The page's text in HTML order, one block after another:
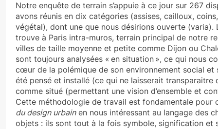
Notre enquête de terrain s’appuie à ce jour sur 267
avons réunis en dix catégories (assises, cailloux,
végétal), dont une que nous désirions ouverte
trouve à Paris intra-muros, terrain principal de notre
villes de taille moyenne et petite comme Dijon ou
sont toujours analysées « en situation », ce qui nous
cœur de la polémique de son environnement social
été pensé et installé (ce qui ne laisserait transparaitre
comme situé (permettant une vision d’ensemble et
Cette méthodologie de travail est fondamentale pour
du design urbainen nous intéressant au langage des
objets : ils sont tout à la fois symbole, signification et